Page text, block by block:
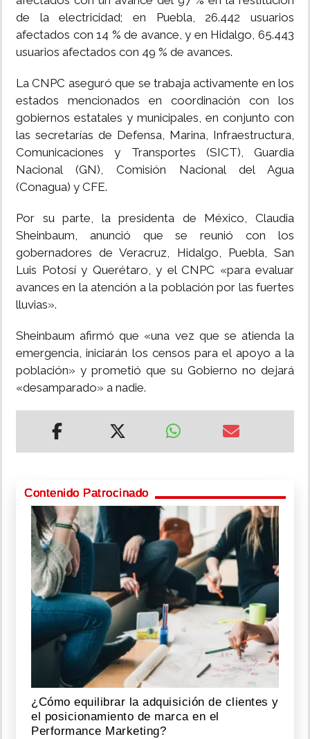
de la electricidad; en Puebla, 26.442 usuarios
afectados con 14 % de avance, y en Hidalgo, 65.443
usuarios afectados con 49 % de avances.
La CNPC aseguró que se trabaja activamente en los
estados mencionados en coordinación con los
gobiernos estatales y municipales, en conjunto con
las secretarías de Defensa, Marina, Infraestructura,
Comunicaciones y Transportes (SICT), Guardia
Nacional (GN), Comisión Nacional del Agua
(Conagua) y CFE.
Por su parte, la presidenta de México, Claudia
Sheinbaum, anunció que se reunió con los
gobernadores de Veracruz, Hidalgo, Puebla, San
Luis Potosí y Querétaro, y el CNPC «para evaluar
avances en la atención a la población por las fuertes
lluvias».
Sheinbaum afirmó que «una vez que se atienda la
emergencia, iniciarán los censos para el apoyo a la
población» y prometió que su Gobierno no dejará
«desamparado» a nadie.
Contenido Patrocinado
¿Cómo equilibrar la adquisición de clientes y
el posicionamiento de marca en el
Performance Marketing?